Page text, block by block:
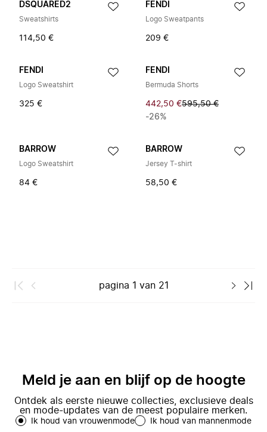
DSQUARED2
Sweatshirts
114,50 €
FENDI
Logo Sweatpants
209 €
FENDI
Logo Sweatshirt
325 €
FENDI
Bermuda Shorts
442,50 €595,50 €
-26%
BARROW
Logo Sweatshirt
84 €
BARROW
Jersey T-shirt
58,50 €
pagina 1 van 21
Meld je aan en blijf op de hoogte
Ontdek als eerste nieuwe collecties, exclusieve deals
en mode-updates van de meest populaire merken.
Ik houd van vrouwenmode Ik houd van mannenmode